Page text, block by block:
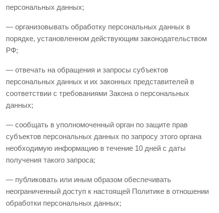
персональных данных;
— организовывать обработку персональных данных в
порядке, установленном действующим законодательством
РФ;
— отвечать на обращения и запросы субъектов
персональных данных и их законных представителей в
соответствии с требованиями Закона о персональных
данных;
— сообщать в уполномоченный орган по защите прав
субъектов персональных данных по запросу этого органа
необходимую информацию в течение 10 дней с даты
получения такого запроса;
— публиковать или иным образом обеспечивать
неограниченный доступ к настоящей Политике в отношении
обработки персональных данных;